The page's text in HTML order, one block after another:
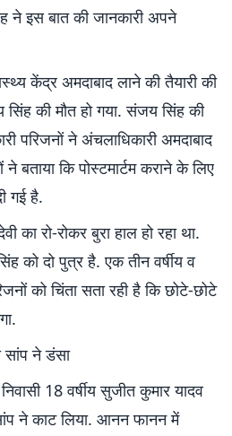
ने इस बात की जानकारी अपने
केंद्र अमदाबाद लाने की तैयारी की
सिंह की मौत हो गया. संजय सिंह की
परिजनों ने अंचलाधिकारी अमदाबाद
ने बताया कि पोस्टमार्टम कराने के लिए
गई है.
का रो-रोकर बुरा हाल हो रहा था.
को दो पुत्र है. एक तीन वर्षीय व
को चिंता सता रही है कि छोटे-छोटे
सांप ने डंसा
18 वर्षीय सुजीत कुमार यादव
ने काट लिया. आनन फानन में